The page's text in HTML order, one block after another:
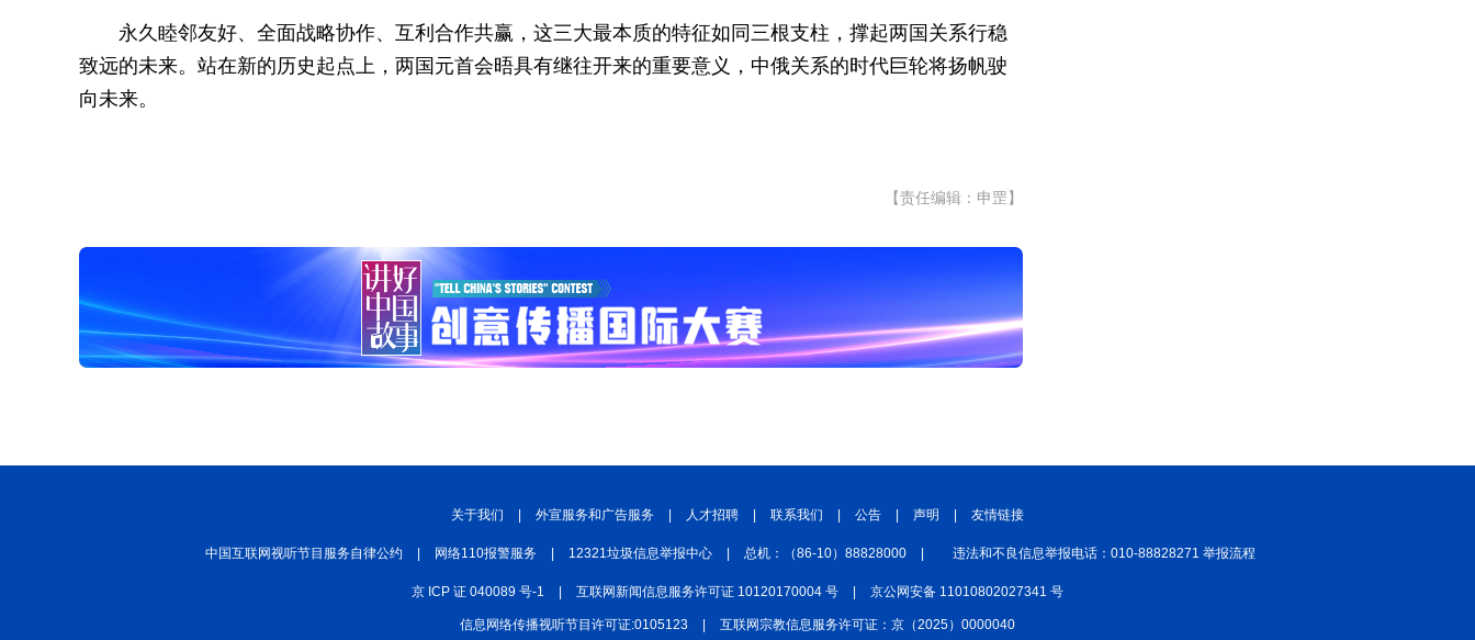
永久睦邻友好、全面战略协作、互利合作共赢，这三大最本质的特征如同三根支柱，撑起两国关系行稳
致远的未来。站在新的历史起点上，两国元首会晤具有继往开来的重要意义，中俄关系的时代巨轮将扬帆驶
向未来。
【责任编辑：申罡】
关于我们 外宣服务和广告服务 人才招聘 联系我们 公告 声明 友情链接
中国互联网视听节目服务自律公约 网络110报警服务 12321垃圾信息举报中心 总机：（86-10）88828000 违法和不良信息举报电话：010-88828271 举报流程
京 ICP 证 040089 号-1 互联网新闻信息服务许可证 10120170004 号 京公网安备 11010802027341 号
信息网络传播视听节目许可证:0105123 互联网宗教信息服务许可证：京（2025）0000040